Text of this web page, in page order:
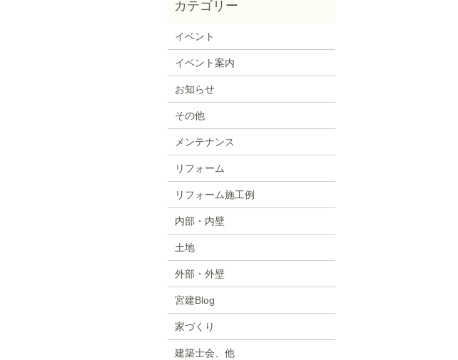
イベント
イベント案内
お知らせ
その他
メンテナンス
リフォーム
リフォーム施工例
内部・内壁
土地
外部・外壁
宮建Blog
家づくり
建築士会、他